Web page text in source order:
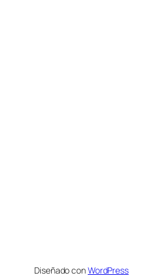
Diseñado conWordPress